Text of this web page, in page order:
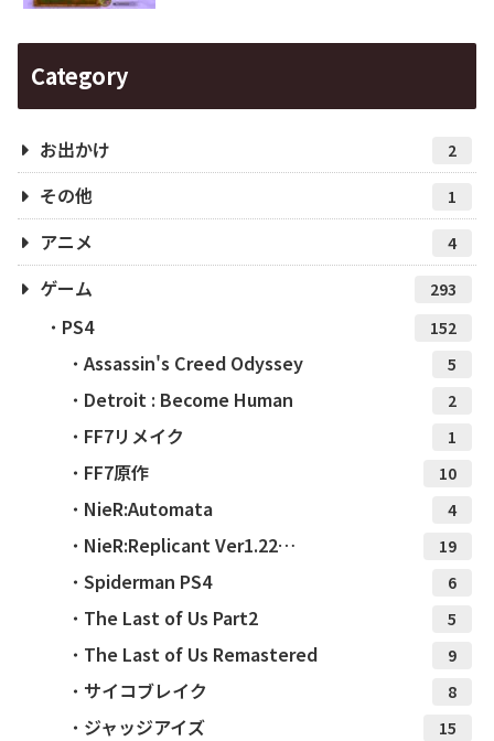
Category
お出かけ 2
その他 1
アニメ 4
ゲーム 293
PS4 152
Assassin's Creed Odyssey 5
Detroit : Become Human 2
FF7リメイク 1
FF7原作 10
NieR:Automata 4
NieR:Replicant Ver1.22… 19
Spiderman PS4 6
The Last of Us Part2 5
The Last of Us Remastered 9
サイコブレイク 8
ジャッジアイズ 15